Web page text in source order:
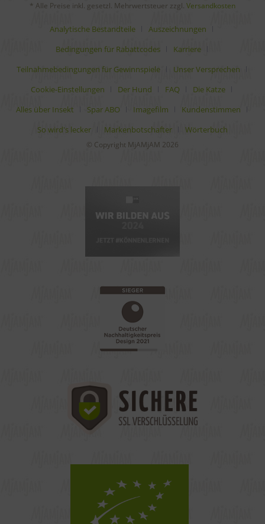
* Alle Preise inkl. gesetzl. Mehrwertsteuer zzgl. Versandkosten
Analytische Bestandteile
Auszeichnungen
Bedingungen für Rabattcodes
Karriere
Teilnahmebedingungen für Gewinnspiele
Unser Versprechen
Cookie-Einstellungen
Der Hund FAQ
Die Katze
Alles über Insekt
Spar ABO Imagefilm
Kundenstimmen
So wird's lecker
Markenbotschafter Wörterbuch
© Copyright MjAMjAM 2026